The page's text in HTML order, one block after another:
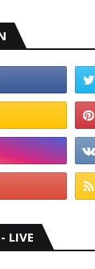
LIVE